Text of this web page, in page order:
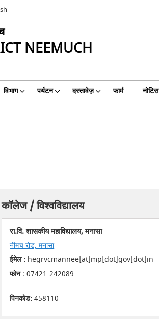
NEEMUCH
विभाग पर्यटन दस्तावेज़ फार्म नोटिस
कॉलेज / विश्वविद्यालय
रा.वि. शासकीय महाविद्यालय, मनासा
नीमच रोड, मनासा
ईमेल : hegrvcmannee[at]mp[dot]gov[dot]in
फोन :07421-242089
पिनकोड:458110